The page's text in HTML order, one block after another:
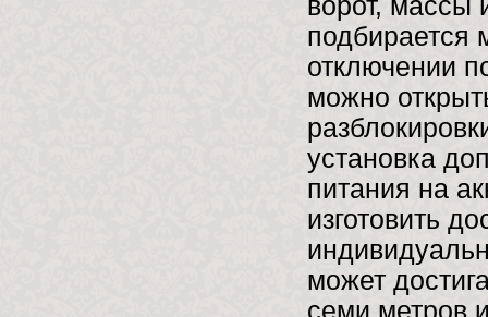
ворот, массы
подбирается
отключении
можно
установка
питания на
изготовить
может
семи метров